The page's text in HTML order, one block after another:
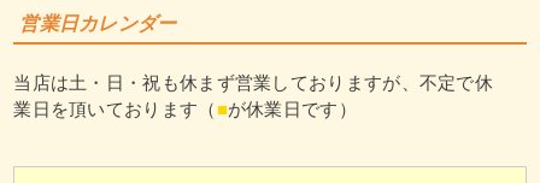
営業日カレンダー
当店は土・日・祝も休まず営業しておりますが、不定で休
業日を頂いております（ ■が休業日です）